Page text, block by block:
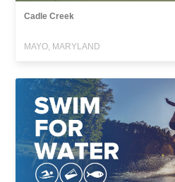
Cadle Creek
MAYO, MARYLAND